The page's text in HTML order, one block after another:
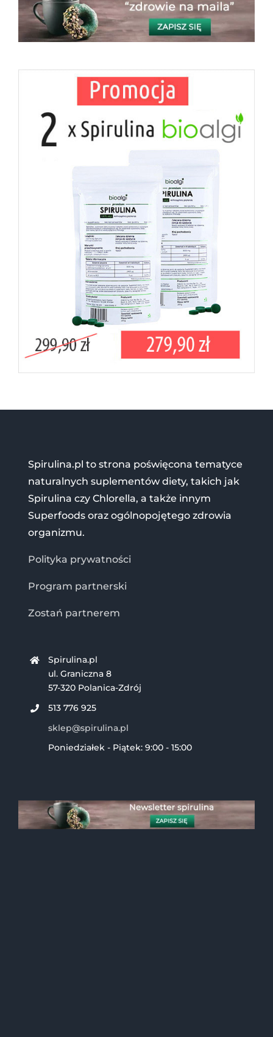
Spirulina.pl to strona poświęcona tematyce
naturalnych suplementów diety, takich jak
Spirulina czy Chlorella, a także innym
Superfoods oraz ogólnopojętego zdrowia
organizmu.
Polityka prywatności
Program partnerski
Zostań partnerem
Spirulina.pl
ul. Graniczna 8
57-320 Polanica-Zdrój
513 776 925
sklep@spirulina.pl
Poniedziałek - Piątek: 9:00 - 15:00